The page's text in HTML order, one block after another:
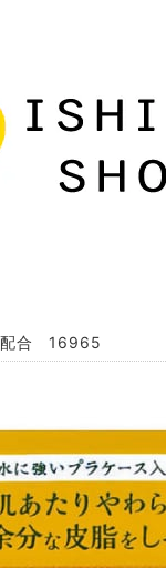
配合 16965